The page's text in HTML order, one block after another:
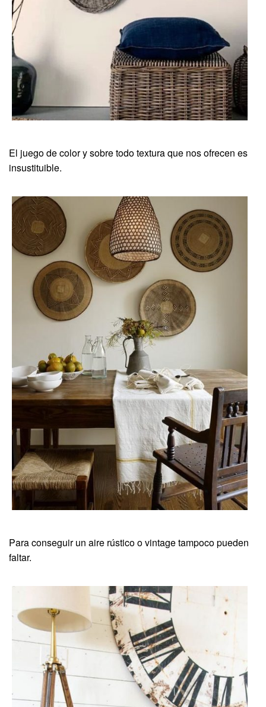
El juego de color y sobre todo textura que nos ofrecen es
insustituible.
Para conseguir un aire rústico o vintage tampoco pueden
faltar.